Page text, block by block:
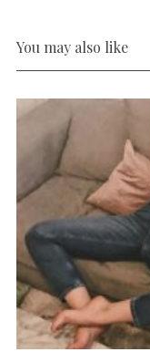
You may also like